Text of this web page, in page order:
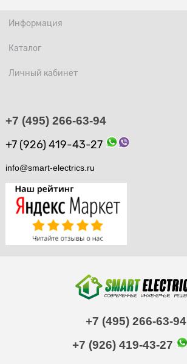
Информация
Каталог
Личный кабинет
+7 (495) 266-63-94
+7 (926) 419-43-27
info@smart-electrics.ru
+7 (495) 266-63-94
+7 (926) 419-43-27